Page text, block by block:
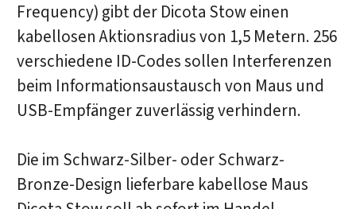
Frequency) gibt der Dicota Stow einen
kabellosen Aktionsradius von 1,5 Metern. 256
verschiedene ID-Codes sollen Interferenzen
beim Informationsaustausch von Maus und
USB-Empfänger zuverlässig verhindern.
Die im Schwarz-Silber- oder Schwarz-
Bronze-Design lieferbare kabellose Maus